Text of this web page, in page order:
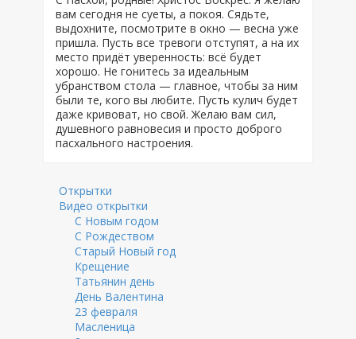
вам сегодня не суеты, а покоя. Сядьте,
выдохните, посмотрите в окно — весна уже
пришла. Пусть все тревоги отступят, а на их
место придёт уверенность: всё будет
хорошо. Не гонитесь за идеальным
убранством стола — главное, чтобы за ним
были те, кого вы любите. Пусть кулич будет
даже кривоват, но свой. Желаю вам сил,
душевного равновесия и просто доброго
пасхального настроения.
Открытки
Видео открытки
С Новым годом
С Рождеством
Старый Новый год
Крещение
Татьянин день
День Валентина
23 февраля
Масленица